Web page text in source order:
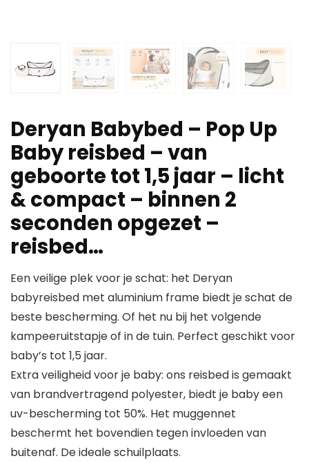
Deryan Babybed – Pop Up
Baby reisbed – van
geboorte tot 1,5 jaar – licht
& compact – binnen 2
seconden opgezet –
reisbed…
Een veilige plek voor je schat: het Deryan
babyreisbed met aluminium frame biedt je schat de
beste bescherming. Of het nu bij het volgende
kampeeruitstapje of in de tuin. Perfect geschikt voor
baby’s tot 1,5 jaar.
Extra veiligheid voor je baby: ons reisbed is gemaakt
van brandvertragend polyester, biedt je baby een
uv-bescherming tot 50%. Het muggennet
beschermt het bovendien tegen invloeden van
buitenaf. De ideale schuilplaats.